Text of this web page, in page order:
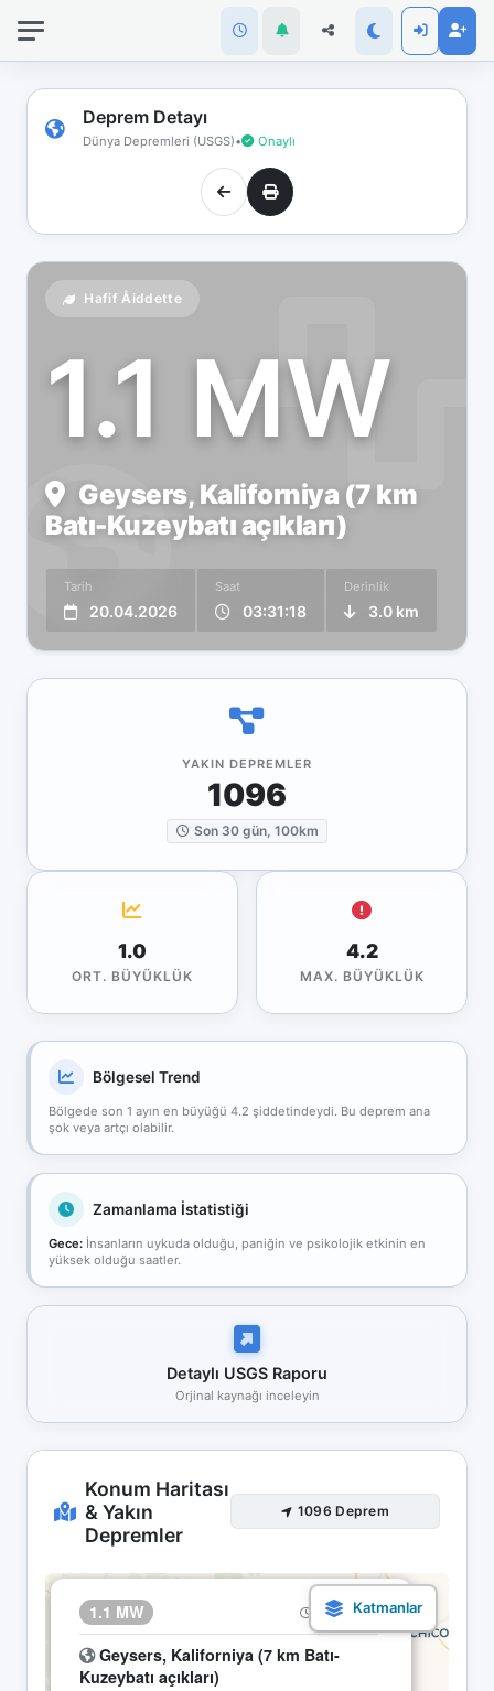
Deprem Detayı
Dünya Depremleri (USGS)• Onaylı
Hafif Åiddette
1.1 MW
Geysers, Kaliforniya (7 km
Batı-Kuzeybatı açıkları)
Tarih
20.04.2026
Saat
03:31:18
Derinlik
3.0 km
YAKIN DEPREMLER
1096
Son 30 gün, 100km
1.0
ORT. BÜYÜKLÜK
4.2
MAX. BÜYÜKLÜK
Bölgesel Trend
Bölgede son 1 ayın en büyüğü 4.2 şiddetindeydi. Bu deprem ana
şok veya artçı olabilir.
Zamanlama İstatistiği
Gece: İnsanların uykuda olduğu, paniğin ve psikolojik etkinin en
yüksek olduğu saatler.
Detaylı USGS Raporu
Orjinal kaynağı inceleyin
Konum Haritası
& Yakın
Depremler
1096 Deprem
1.1 MW 20.04 03:31
Geysers, Kaliforniya (7 km Batı-
Kuzeybatı açıkları)
×
bağlantınız
koptu!
Çevrimdışı
moddasınız.